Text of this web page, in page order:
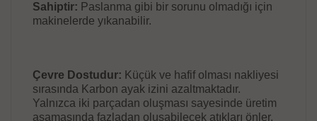
Sahiptir: Paslanma gibi bir sorunu olmadığı için
makinelerde yıkanabilir.
Çevre Dostudur: Küçük ve hafif olması nakliyesi
sırasında Karbon ayak izini azaltmaktadır.
Yalnızca iki parçadan oluşması sayesinde üretim
aşamasında fazladan oluşabilecek atıkları önler.